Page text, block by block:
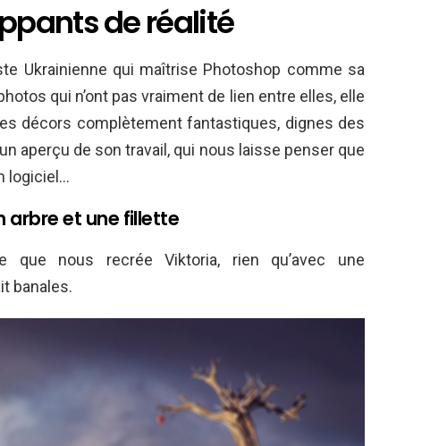
de réalité
Ukrainienne qui maîtrise Photoshop comme sa
qui n’ont pas vraiment de lien entre elles, elle
décors complètement fantastiques, dignes des
aperçu de son travail, qui nous laisse penser que
logiciel…
arbre et une fillette
que nous recrée Viktoria, rien qu’avec une
banales.